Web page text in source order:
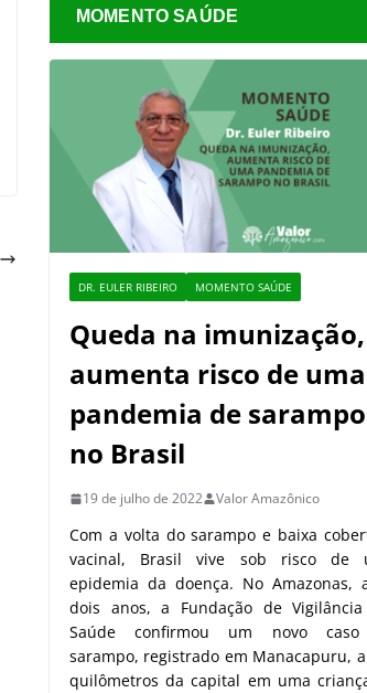
MOMENTO SAÚDE
DR. EULER RIBEIRO MOMENTO SAÚDE
Queda na imunização,
aumenta risco de uma
pandemia de sarampo
no Brasil
19 de julho de 2022 Valor Amazônico
Com a volta do sarampo e baixa
vacinal, Brasil vive sob risco de
epidemia da doença. No Amazonas,
dois anos, a Fundação de
Saúde confirmou um novo
sarampo, registrado em Manacapuru, a
quilômetros da capital em uma